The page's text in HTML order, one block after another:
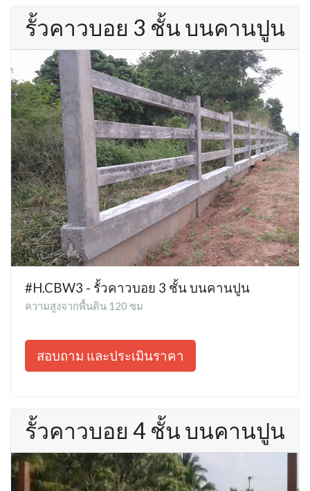
รั้วคาวบอย 3 ชั้น บนคานปูน
#H.CBW3 - รั้วคาวบอย 3 ชั้น บนคานปูน
ความสูงจากพื้นดิน 120 ซม
สอบถาม และประเมินราคา
รั้วคาวบอย 4 ชั้น บนคานปูน